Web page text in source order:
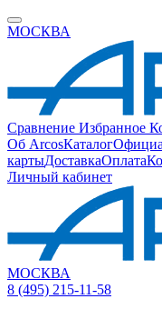
МОСКВА
Сравнение Избранное
Об ArcosКаталог
картыДоставкаОплата
Личный кабинет
МОСКВА
8 (495) 215-11-58